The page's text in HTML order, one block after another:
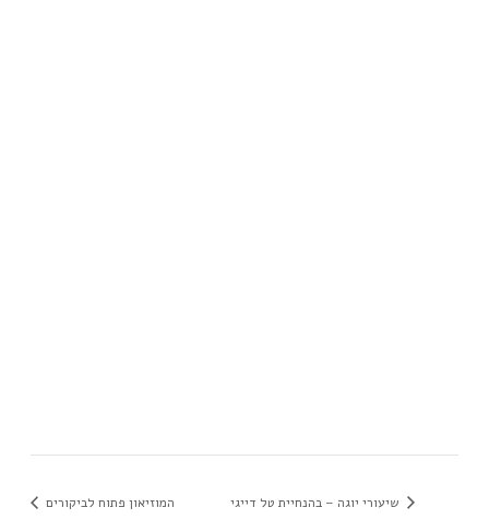
שיעורי יוגה – בהנחיית טל דייגי המוזיאון פתוח לביקורים